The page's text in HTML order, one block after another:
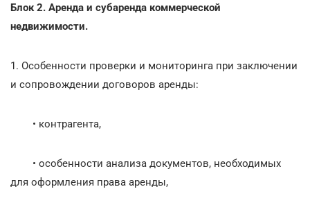
Блок 2. Аренда и субаренда коммерческой
недвижимости.
1. Особенности проверки и мониторинга при заключении
и сопровождении договоров аренды:
• контрагента,
• особенности анализа документов, необходимых
для оформления права аренды,